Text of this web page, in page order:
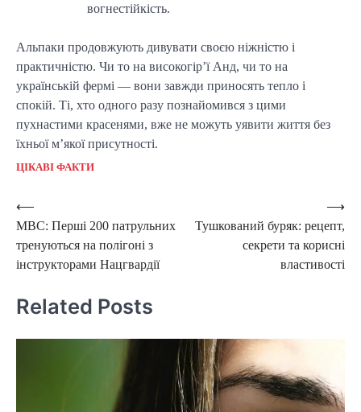
вогнестійкість.
Альпаки продовжують дивувати своєю ніжністю і
практичністю. Чи то на високогір’ї Анд, чи то на
українській фермі — вони завжди приносять тепло і
спокій. Ті, хто одного разу познайомився з цими
пухнастими красенями, вже не можуть уявити життя без
їхньої м’якої присутності.
ЦІКАВІ ФАКТИ
Post
navigation
⟵
МВС: Перші 200 патрульних
тренуються на полігоні з
інструкторами Нацгвардії
Тушкований буряк: рецепт,
секрети та корисні
властивості
⟶
Related Posts